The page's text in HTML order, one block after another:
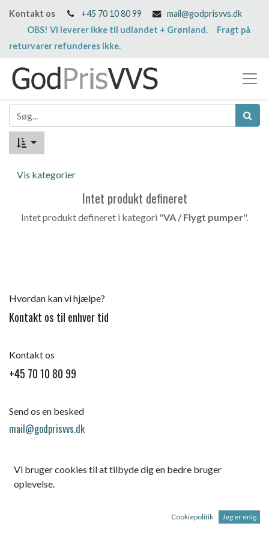
Kontakt os +45 70 10 80 99
mail@godprisvvs.dk
OBS! Vi leverer ikke til udlandet + Grønland. Fragt på
returvarer refunderes ikke.
Vis kategorier
Intet produkt defineret
Intet produkt defineret i kategori "VA / Flygt pumper".
Hvordan kan vi hjælpe?
Kontakt os til enhver tid
Kontakt os
+45 70 10 80 99
Send os en besked
mail@godprisvvs.dk
Startside
Vi bruger cookies til at tilbyde dig en bedre bruger
oplevelse.
Cookiepolitik Jeg er enig